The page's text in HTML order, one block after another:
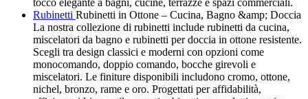
Rubinetti Rubinetti in Ottone – Cucina, Bagno &amp; Doccia
La nostra collezione di rubinetti include rubinetti da cucina,
miscelatori da bagno e rubinetti per doccia in ottone resistente.
Scegli tra design classici e moderni con opzioni come
monocomando, doppio comando, bocche girevoli e
miscelatori. Le finiture disponibili includono cromo, ottone,
nichel, bronzo, rame e oro. Progettati per affidabilità,